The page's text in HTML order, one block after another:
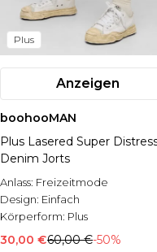
Plus
Anzeigen
boohooMAN
Plus Lasered Super
Denim Jorts
Anlass: Freizeitmode
Design: Einfach
Körperform: Plus
30,00 €60,00 €-50%